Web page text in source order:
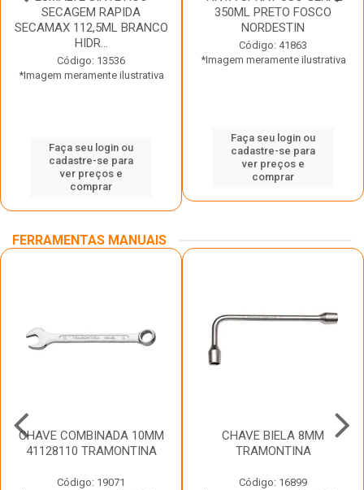
SECAGEM RAPIDA
SECAMAX 112,5ML BRANCO
HIDR...
Código: 13536
*Imagem meramente ilustrativa
Faça seu login ou
cadastre-se para
ver preços e
comprar
350ML PRETO FOSCO
NORDESTIN
Código: 41863
*Imagem meramente ilustrativa
Faça seu login ou
cadastre-se para
ver preços e
comprar
FERRAMENTAS MANUAIS
CHAVE COMBINADA 10MM
41128110 TRAMONTINA
Código: 19071
CHAVE BIELA 8MM
TRAMONTINA
Código: 16899